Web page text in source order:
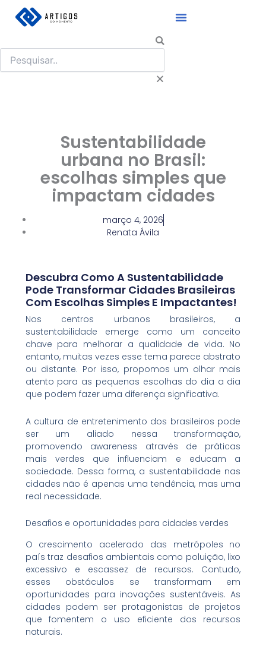
para
conteúdo
Sustentabilidade
urbana no Brasil:
escolhas simples que
impactam cidades
março 4, 2026
Renata Ávila
Descubra Como A Sustentabilidade
Pode Transformar Cidades Brasileiras
Com Escolhas Simples E Impactantes!
Nos centros urbanos brasileiros, a
sustentabilidade emerge como um conceito
chave para melhorar a qualidade de vida. No
entanto, muitas vezes esse tema parece abstrato
ou distante. Por isso, propomos um olhar mais
atento para as pequenas escolhas do dia a dia
que podem fazer uma diferença significativa.
A cultura de entretenimento dos brasileiros pode
ser um aliado nessa transformação,
promovendo awareness através de práticas
mais verdes que influenciam e educam a
sociedade. Dessa forma, a sustentabilidade nas
cidades não é apenas uma tendência, mas uma
real necessidade.
Desafios e oportunidades para cidades verdes
O crescimento acelerado das metrópoles no
país traz desafios ambientais como poluição, lixo
excessivo e escassez de recursos. Contudo,
esses obstáculos se transformam em
oportunidades para inovações sustentáveis. As
cidades podem ser protagonistas de projetos
que fomentem o uso eficiente dos recursos
naturais.